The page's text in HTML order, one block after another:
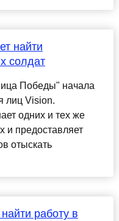
найти
солдат
Победы" начала
лиц Vision.
одних и тех же
и предоставляет
отыскать
работу в